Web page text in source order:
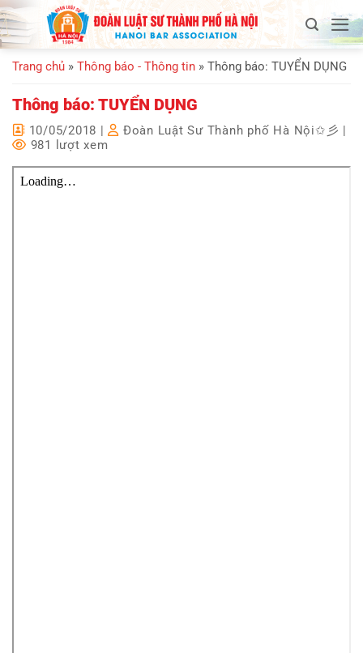
Bỏ
qua
nội
dung
Trang chủ » Thông báo - Thông tin » Thông báo: TUYỂN DỤNG
Thông báo: TUYỂN DỤNG
10/05/2018 | Đoàn Luật Sư Thành phố Hà Nội✩彡 |
981 lượt xem